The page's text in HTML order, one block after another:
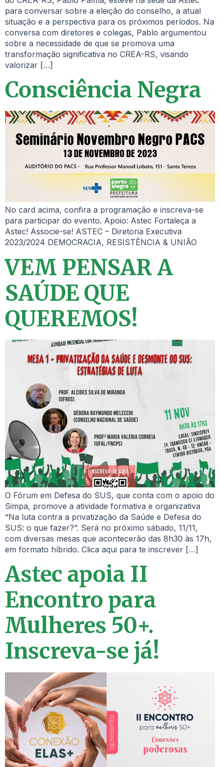
para conversar sobre a eleição do conselho, a atual
situação e a perspectiva para os próximos períodos. Na
conversa com diretores e colegas, Pablo argumentou
sobre a necessidade de que se promova uma
transformação significativa no CREA-RS, visando
valorizar […]
Consciência Negra
No card acima, confira a programação e inscreva-se
para participar do evento. Apoio: Astec Fortaleça a
Astec! Associe-se! ASTEC – Diretoria Executiva
2023/2024 DEMOCRACIA, RESISTÊNCIA & UNIÃO
VEM PENSAR A
SAÚDE QUE
QUEREMOS!
O Fórum em Defesa do SUS, que conta com o apoio do
Simpa, promove a atividade formativa e organizativa
“Na luta contra a privatização da Saúde e Defesa do
SUS: o que fazer?”. Será no próximo sábado, 11/11,
com diversas mesas que acontecerão das 8h30 às 17h,
em formato híbrido. Clica aqui para te inscrever […]
Astec apoia II
Encontro para
Mulheres 50+.
Inscreva-se já!